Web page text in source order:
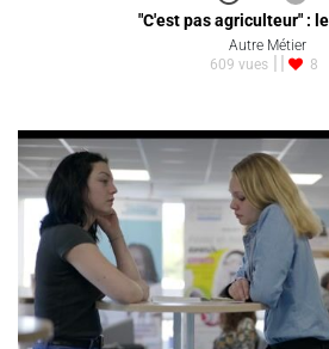
"C'est pas agriculteur" :
Autre Métier
609 vues
8